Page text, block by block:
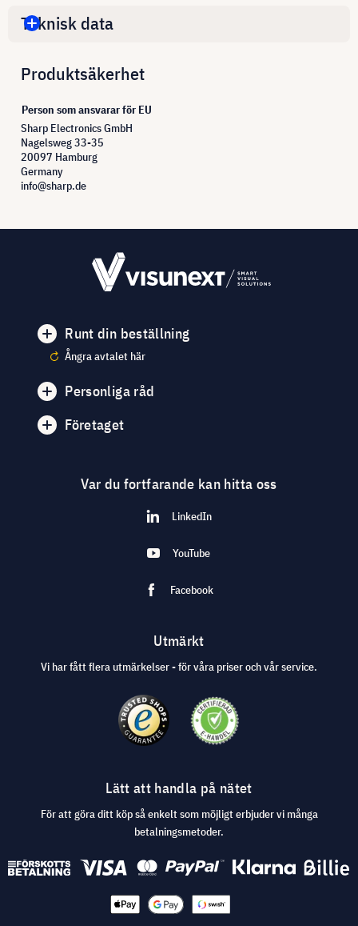
Teknisk data
Produktsäkerhet
Person som ansvarar för EU
Sharp Electronics GmbH
Nagelsweg 33-35
20097 Hamburg
Germany
info@sharp.de
Runt din beställning
Ångra avtalet här
Personliga råd
Företaget
Var du fortfarande kan hitta oss
LinkedIn
YouTube
Facebook
Utmärkt
Vi har fått flera utmärkelser - för våra priser och vår service.
Lätt att handla på nätet
För att göra ditt köp så enkelt som möjligt erbjuder vi många
betalningsmetoder.